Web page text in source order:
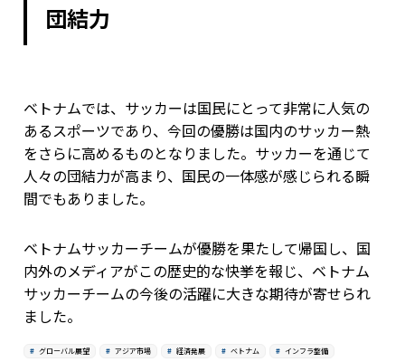
団結力
ベトナムでは、サッカーは国民にとって非常に人気の
あるスポーツであり、今回の優勝は国内のサッカー熱
をさらに高めるものとなりました。サッカーを通じて
人々の団結力が高まり、国民の一体感が感じられる瞬
間でもありました。
ベトナムサッカーチームが優勝を果たして帰国し、国
内外のメディアがこの歴史的な快挙を報じ、ベトナム
サッカーチームの今後の活躍に大きな期待が寄せられ
ました。
グローバル展望 アジア市場 経済発展 ベトナム インフラ整備